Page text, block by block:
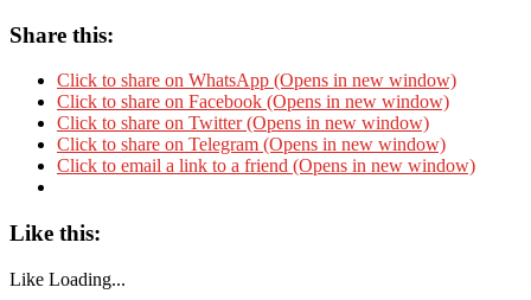
Share this:
Click to share on WhatsApp (Opens in new window)
Click to share on Facebook (Opens in new window)
Click to share on Twitter (Opens in new window)
Click to share on Telegram (Opens in new window)
Click to email a link to a friend (Opens in new window)
Like this:
Like Loading...